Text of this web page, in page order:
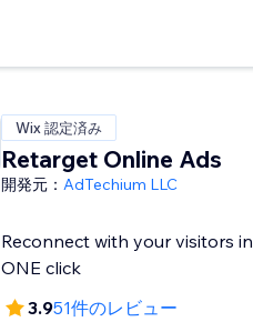
Wix 認定済み
Retarget Online Ads
開発元： AdTechium LLC
Reconnect with your visitors in
ONE click
3.951件のレビュー